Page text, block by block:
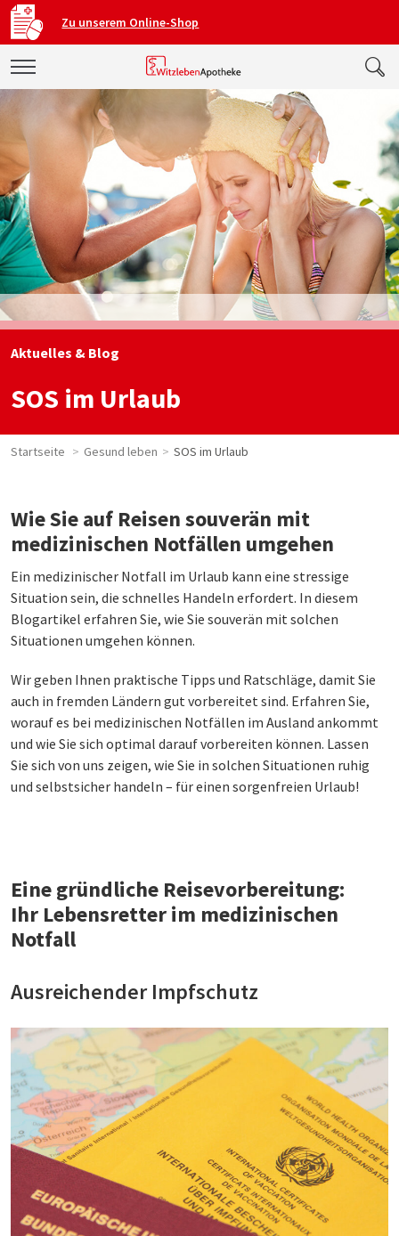
Zu unserem Online-Shop
Aktuelles & Blog
SOS im Urlaub
Startseite Gesund leben SOS im Urlaub
Wie Sie auf Reisen souverän mit
medizinischen Notfällen umgehen
Ein medizinischer Notfall im Urlaub kann eine stressige
Situation sein, die schnelles Handeln erfordert. In diesem
Blogartikel erfahren Sie, wie Sie souverän mit solchen
Situationen umgehen können.
Wir geben Ihnen praktische Tipps und Ratschläge, damit Sie
auch in fremden Ländern gut vorbereitet sind. Erfahren Sie,
worauf es bei medizinischen Notfällen im Ausland ankommt
und wie Sie sich optimal darauf vorbereiten können. Lassen
Sie sich von uns zeigen, wie Sie in solchen Situationen ruhig
und selbstsicher handeln – für einen sorgenfreien Urlaub!
Eine gründliche Reisevorbereitung:
Ihr Lebensretter im medizinischen
Notfall
Ausreichender Impfschutz